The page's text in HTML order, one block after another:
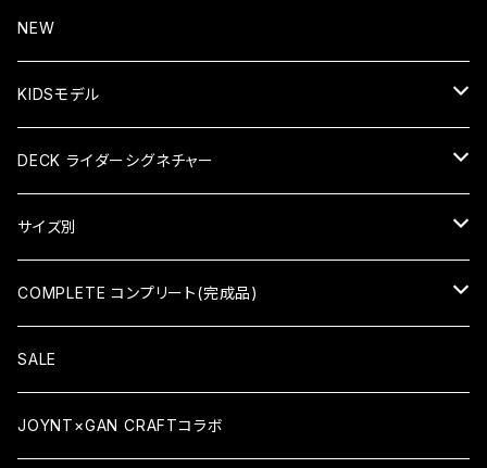
NEW
KIDSモデル
KID'S COMPLETE キッズコンプリート
KID'S DECK キッズデッキ
DECK ライダーシグネチャー
HIROKI SAEGUSA (三枝博貴)
HIDEAKI HAYASHI（林秀晃）
TATSUMA TAMANO（玉野辰磨）
ATSUSHI SATO（佐藤敦）
サイズ別
7×28（KID'S）
7.375×29.4（KID'S）
7.5×30.8
COMPLETE コンプリート(完成品)
COMPLETE コンプリート
KID'S COMPLETE キッズコンプリート
SALE
JOYNT×GAN CRAFTコラボ